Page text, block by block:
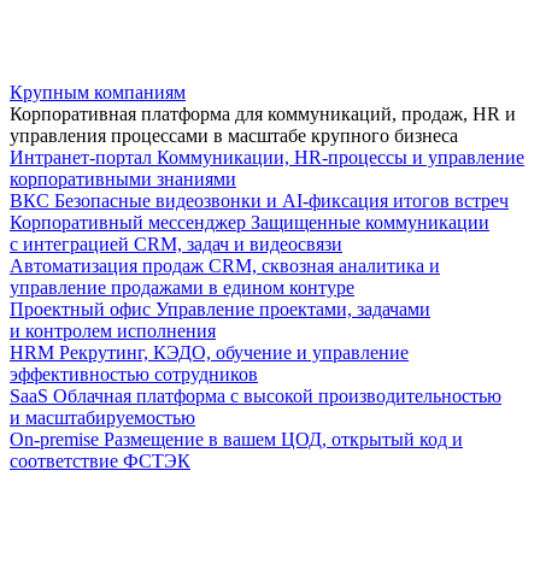
Крупным компаниям
Корпоративная платформа для коммуникаций, продаж, HR и
управления процессами в масштабе крупного бизнеса
Интранет-портал Коммуникации, HR-процессы и управление
корпоративными знаниями
ВКС Безопасные видеозвонки и AI-фиксация итогов встреч
Корпоративный мессенджер Защищенные коммуникации
с интеграцией CRM, задач и видеосвязи
Автоматизация продаж CRM, сквозная аналитика и
управление продажами в едином контуре
Проектный офис Управление проектами, задачами
и контролем исполнения
HRM Рекрутинг, КЭДО, обучение и управление
эффективностью сотрудников
SaaS Облачная платформа с высокой производительностью
и масштабируемостью
On-premise Размещение в вашем ЦОД, открытый код и
соответствие ФСТЭК